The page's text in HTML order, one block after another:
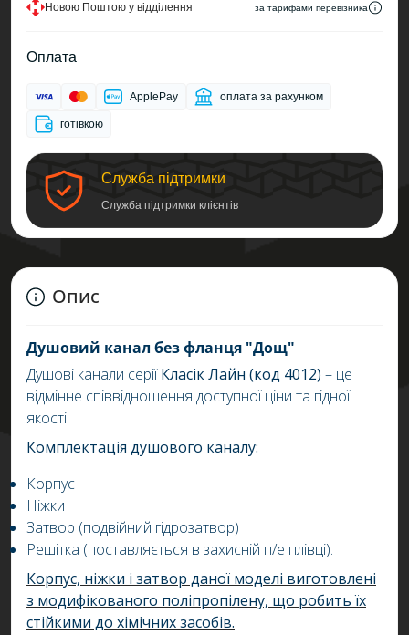
Новою Поштою у відділення за тарифами перевізника
Оплата
ApplePay оплата за рахунком
готівкою
Служба підтримки
Служба підтримки клієнтів
Опис
Душовий канал без фланця "Дощ"
Душові канали серіїКласік Лайн (код 4012) – це
відмінне співвідношення доступної ціни та гідної
якості.
Комплектація душового каналу:
Корпус
Ніжки
Затвор (подвійний гідрозатвор)
Решітка (поставляється в захисній п/е плівці).
Корпус, ніжки і затвор даної моделі виготовлені
з модифікованого поліпропілену, що робить їх
стійкими до хімічних засобів.